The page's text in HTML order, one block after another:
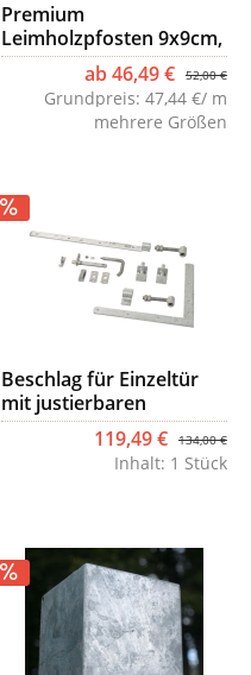
Premium
Leimholzpfosten 9x9cm,
Rundkopf weiß
ab 46,49 € 52,00 €
Grundpreis: 47,44 €/ m
mehrere Größen
Beschlag für Einzeltür
mit justierbaren
Scharnieren119,49 € 134,00 €
Inhalt: 1 Stück